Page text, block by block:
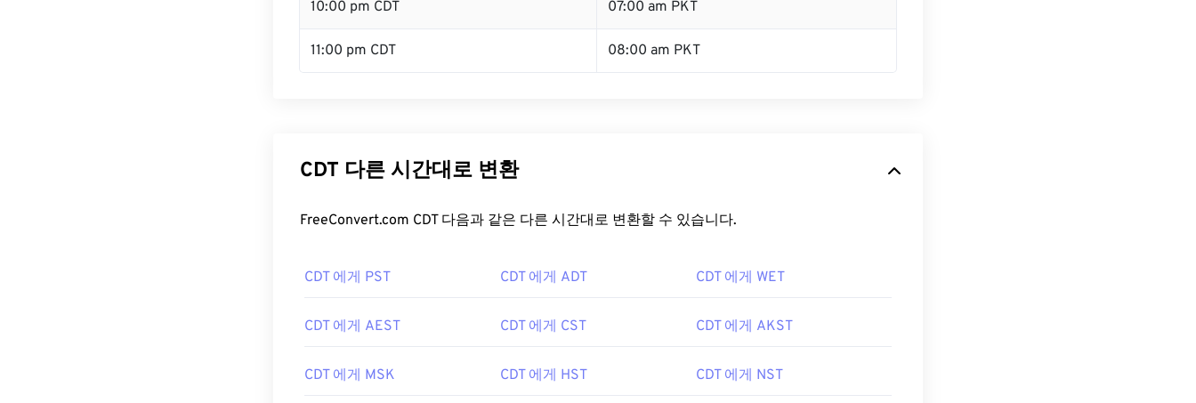
10:00 pm CDT 07:00 am PKT
11:00 pm CDT 08:00 am PKT
CDT 다른 시간대로 변환
FreeConvert.com CDT 다음과 같은 다른 시간대로 변환할 수 있습니다.
CDT 에게 PST CDT 에게 ADT CDT 에게 WET
CDT 에게 AEST CDT 에게 CST CDT 에게 AKST
CDT 에게 MSK CDT 에게 HST CDT 에게 NST